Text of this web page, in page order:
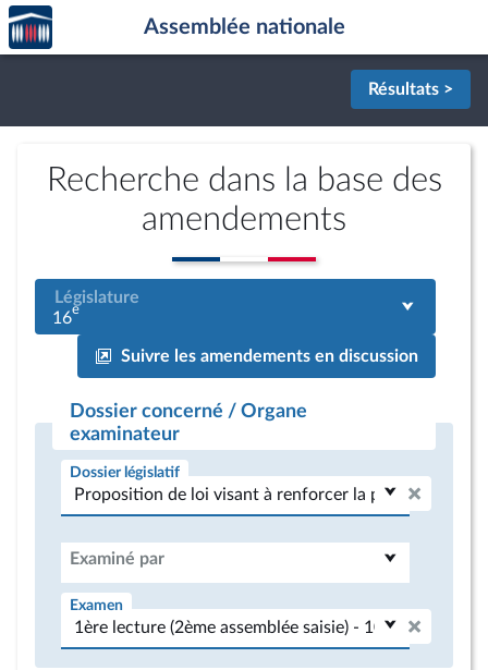
Aller au contenu
Aller en bas de la page
Accèder
à la
page
Assemblée nationale
Résultats >
Recherche dans la base des
amendements
Législature
16e
Suivre les amendements en discussion
Dossier concerné / Organe
examinateur
Dossier législatif
Examiné par
Examen